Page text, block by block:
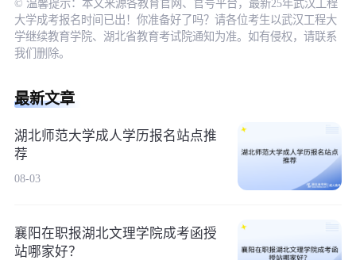
© 温馨提示：本文来源各教育官网、官号平台，最新25年武汉工程
大学成考报名时间已出！你准备好了吗？请各位考生以武汉工程大
学继续教育学院、湖北省教育考试院通知为准。如有侵权，请联系
我们删除。
最新文章
湖北师范大学成人学历报名站点推
荐
08-03
襄阳在职报湖北文理学院成考函授
站哪家好？